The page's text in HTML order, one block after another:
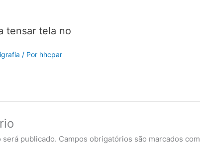
tensar tela no
/ Por hhcpar
será publicado. Campos obrigatórios são marcados com